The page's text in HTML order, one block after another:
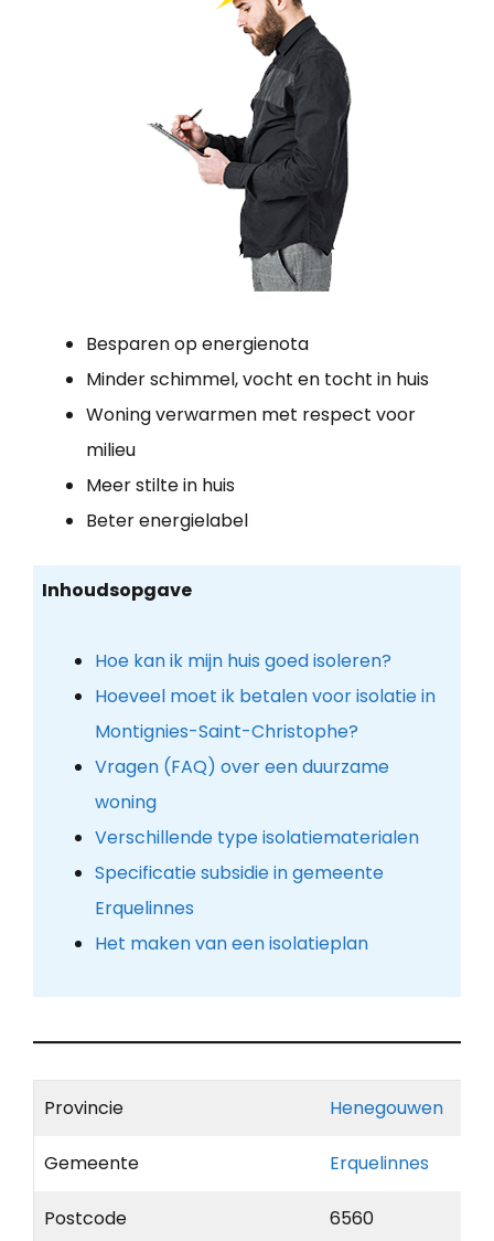
Besparen op energienota
Minder schimmel, vocht en tocht in huis
Woning verwarmen met respect voor
milieu
Meer stilte in huis
Beter energielabel
Inhoudsopgave
Hoe kan ik mijn huis goed isoleren?
Hoeveel moet ik betalen voor isolatie in
Montignies-Saint-Christophe?
Vragen (FAQ) over een duurzame
woning
Verschillende type isolatiematerialen
Specificatie subsidie in gemeente
Erquelinnes
Het maken van een isolatieplan
Provincie Henegouwen
Gemeente Erquelinnes
Postcode 6560